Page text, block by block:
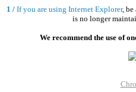
Bortonne / Laneauplein -
rue Van Bortonne / Van
Bortonnestraat
rue Van Bortonnestraat
1 / If you are using Internet Explorer, be
is no longer
We recommend the use of